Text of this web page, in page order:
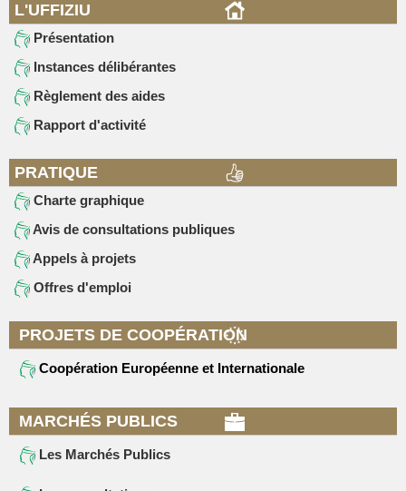
L'UFFIZIU
Présentation
Instances délibérantes
Règlement des aides
Rapport d'activité
PRATIQUE
Charte graphique
Avis de consultations publiques
Appels à projets
Offres d'emploi
PROJETS DE COOPÉRATION
Coopération Européenne et Internationale
MARCHÉS PUBLICS
Les Marchés Publics